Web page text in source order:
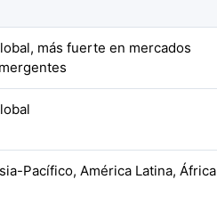
más fuerte en mercados
Pacífico, América Latina, África